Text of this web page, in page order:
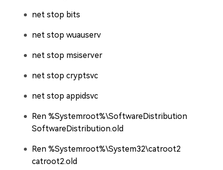
net stop bits
net stop wuauserv
net stop msiserver
net stop cryptsvc
net stop appidsvc
Ren %Systemroot%\SoftwareDistribution
SoftwareDistribution.old
Ren %Systemroot%\System32\catroot2
catroot2.old